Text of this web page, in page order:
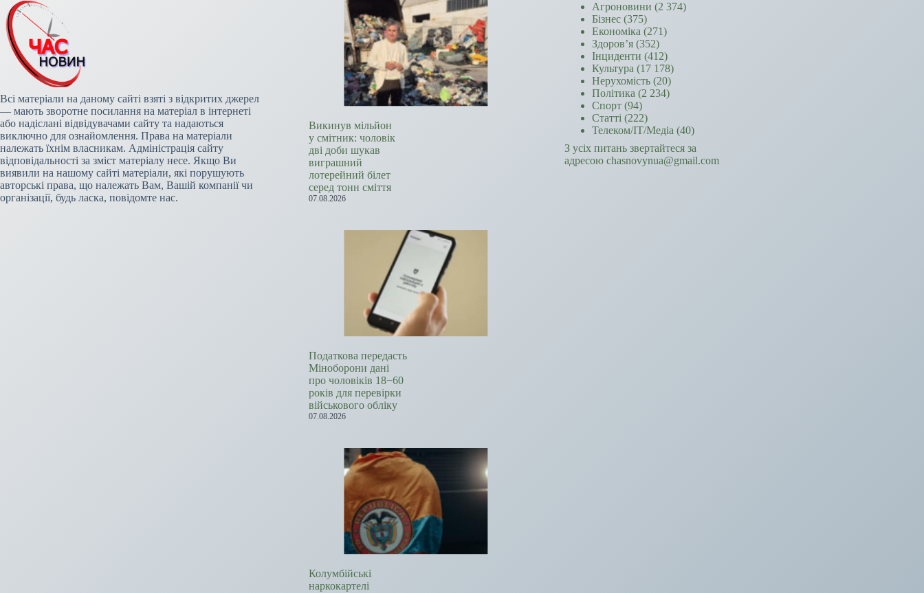
Всі матеріали на даному сайті взяті з відкритих джерел
— мають зворотне посилання на матеріал в інтернеті
або надіслані відвідувачами сайту та надаються
виключно для ознайомлення. Права на матеріали
належать їхнім власникам. Адміністрація сайту
відповідальності за зміст матеріалу несе. Якщо Ви
виявили на нашому сайті матеріали, які порушують
авторські права, що належать Вам, Вашій компанії чи
організації, будь ласка, повідомте нас.
Викинув мільйон
у смітник: чоловік
дві доби шукав
виграшний
лотерейний білет
серед тонн сміття
07.08.2026
Податкова передасть
Міноборони дані
про чоловіків 18−60
років для перевірки
військового обліку
07.08.2026
Колумбійські
наркокартелі
Агроновини (2 374)
Бізнес (375)
Економіка (271)
Здоров’я (352)
Інциденти (412)
Культура (17 178)
Нерухомість (20)
Політика (2 234)
Спорт (94)
Статті (222)
Телеком/ІТ/Медіа (40)
З усіх питань звертайтеся за
адресою chasnovynua@gmail.com